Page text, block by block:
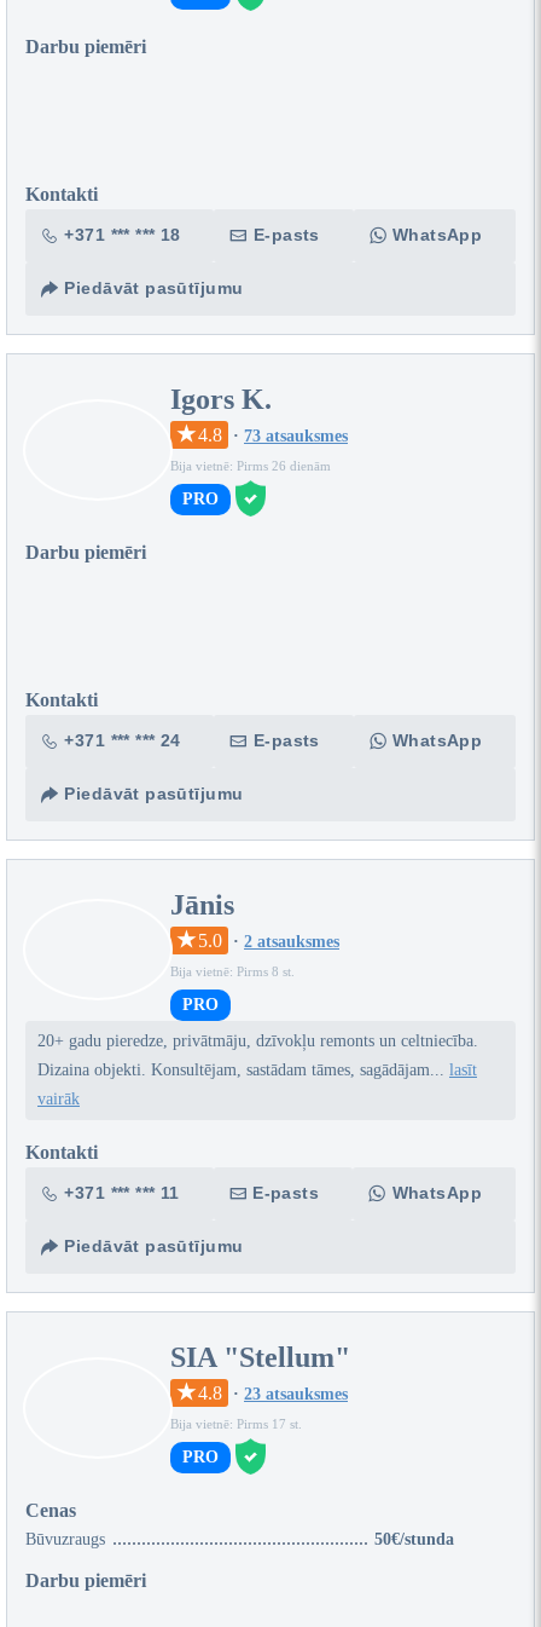
Darbu piemēri
Kontakti
+371 *** *** 18 E-pasts WhatsApp
Piedāvāt pasūtījumu
Igors K.
4.8 · 73 atsauksmes
Bija vietnē: Pirms 26 dienām
PRO
Darbu piemēri
Kontakti
+371 *** *** 24 E-pasts WhatsApp
Piedāvāt pasūtījumu
Jānis
5.0 · 2 atsauksmes
Bija vietnē: Pirms 8 st.
PRO
20+ gadu pieredze, privātmāju, dzīvokļu remonts un celtniecība.
Dizaina objekti. Konsultējam, sastādam tāmes, sagādājam... lasīt
vairāk
Kontakti
+371 *** *** 11 E-pasts WhatsApp
Piedāvāt pasūtījumu
SIA "Stellum"
4.8 · 23 atsauksmes
Bija vietnē: Pirms 17 st.
PRO
Cenas
Būvuzraugs 50€/stunda
Darbu piemēri